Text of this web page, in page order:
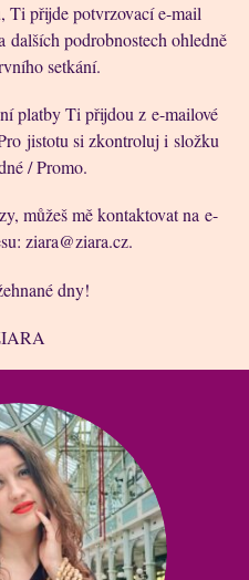
Ti přijde potvrzovací e-mail
dalších podrobnostech ohledně
setkání.
platby Ti přijdou z e-mailové
jistotu si zkontroluj i složku
/ Promo.
můžeš mě kontaktovat na e-
ziara@ziara.cz.
dny!